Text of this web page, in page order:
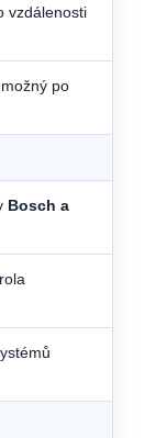
vzdálenosti
po
Bosch a